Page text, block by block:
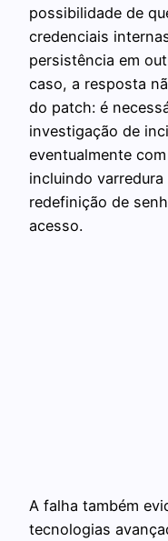
possibilidade de
credenciais
persistência em
caso, a resposta
do patch: é
investigação de
eventualmente
incluindo
redefinição de
acesso.
A falha também
tecnologias